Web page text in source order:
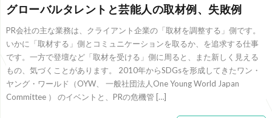
グローバルタレントと芸能人の取材例、失敗例
PR会社の主な業務は、クライアント企業の「取材を調整する」側です。
いかに「取材する」側とコミュニケーションを取るか、を追求する仕事
です。一方で登壇など「取材を受ける」側に周ると、また新しく見える
もの、気づくことがあります。 2010年からSDGsを形成してきたワン・
ヤング・ワールド（OYW、 一般社団法人One Young World Japan
Committee ） のイベントと、PRの危機管 […]